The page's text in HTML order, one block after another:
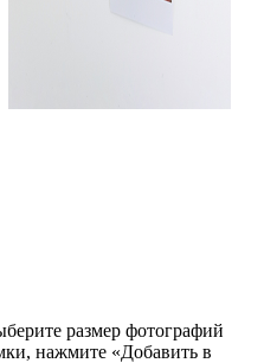
размер фотографий
нажмите «Добавить в